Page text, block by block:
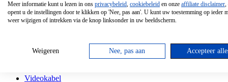
Hd Led Tv
Antennekabel
Videokabel
Meer informatie kunt u lezen in ons privacybeleid, cookiebeleid en onze affiliate disclaimer,
opent u de instellingen door te klikken op 'Nee, pas aan'. U kunt uw toestemming op ieder
weer wijzigen of intrekken via de knop linksonder in uw beeldscherm.
Weigeren Nee, pas aan Accepteer